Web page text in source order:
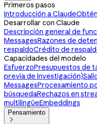
Primeros pasos
Introducción a Claude
Desarrollar con Claude
Descripción general de
MessagesRazones de
respaldoCrédito de
Capacidades del modelo
EsfuerzoPresupuestos de
previa de investigación)
MessagesProcesamiento
búsquedaRechazos en
multilingüeEmbeddings
Pensamiento
